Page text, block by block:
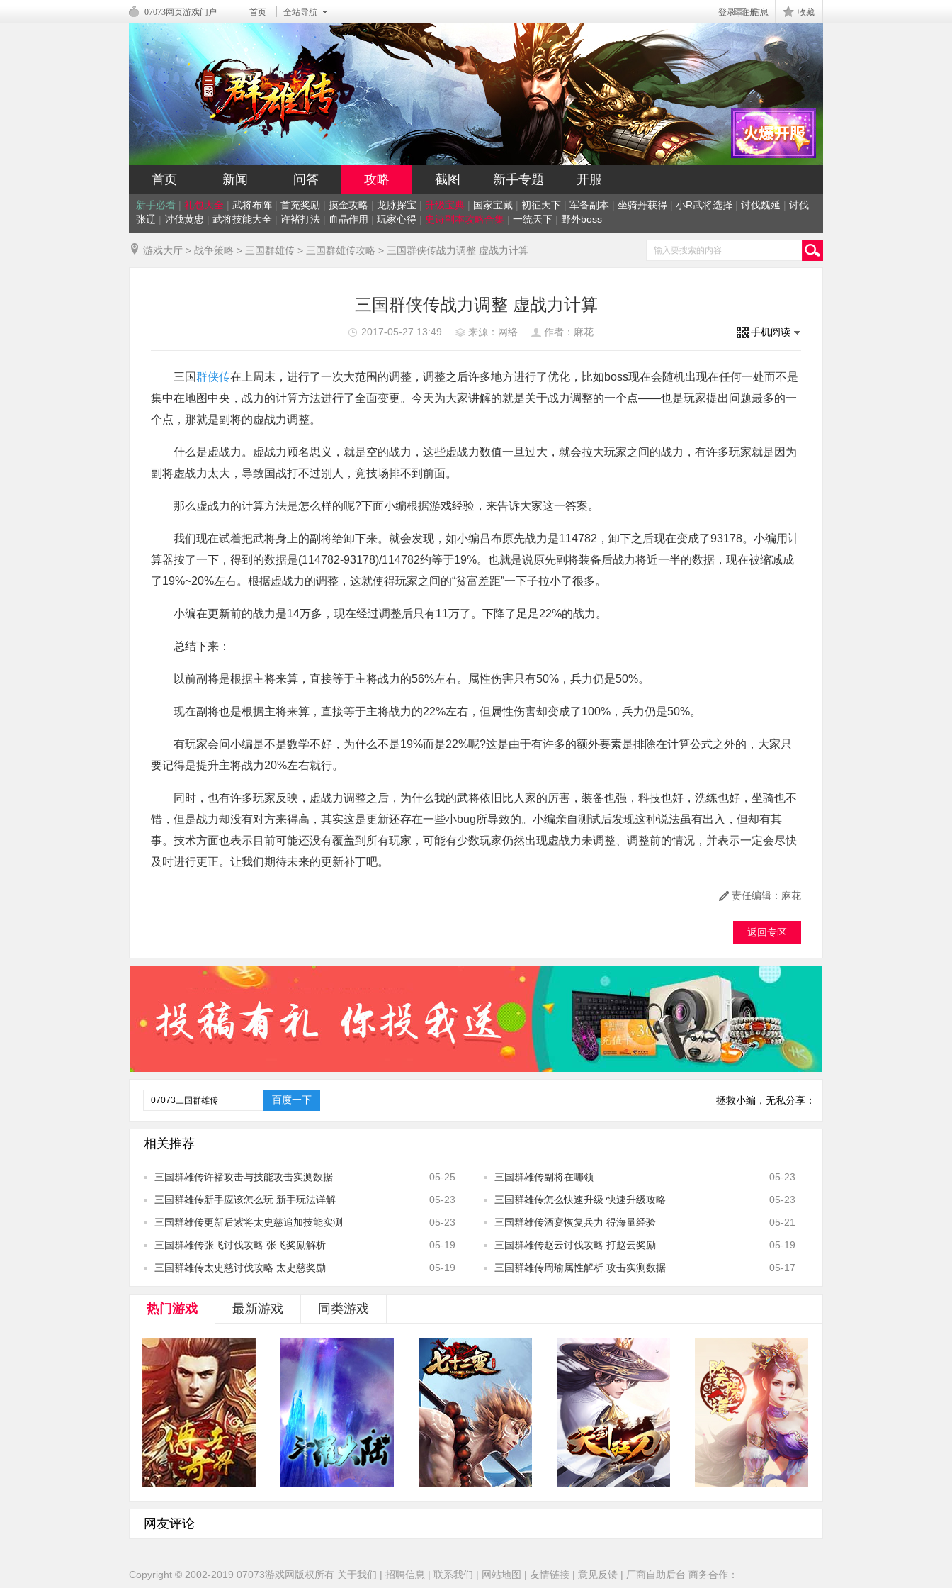
07073网页游戏门户 首页 全站导航 登录|注册信息 收藏
首页 新闻 问答 攻略 截图 新手专题 开服
新手必看 | 礼包大全 | 武将布阵 | 首充奖励 | 摸金攻略 | 龙脉探宝 | 升级宝典 | 国家宝藏 | 初征天下 | 军备副本 | 坐骑丹获得 | 小R武将选择 | 讨伐魏延 | 讨伐
张辽 | 讨伐黄忠 | 武将技能大全 | 许褚打法 | 血晶作用 | 玩家心得 | 史诗副本攻略合集 | 一统天下 | 野外boss
游戏大厅 > 战争策略 > 三国群雄传 > 三国群雄传攻略 > 三国群侠传战力调整 虚战力计算
三国群侠传战力调整 虚战力计算
2017-05-27 13:49 来源：网络 作者：麻花 手机阅读
三国群侠传在上周末，进行了一次大范围的调整，调整之后许多地方进行了优化，比如boss现在会随机出现在任何一处而不是
集中在地图中央，战力的计算方法进行了全面变更。今天为大家讲解的就是关于战力调整的一个点——也是玩家提出问题最多的一
个点，那就是副将的虚战力调整。
什么是虚战力。虚战力顾名思义，就是空的战力，这些虚战力数值一旦过大，就会拉大玩家之间的战力，有许多玩家就是因为
副将虚战力太大，导致国战打不过别人，竞技场排不到前面。
那么虚战力的计算方法是怎么样的呢?下面小编根据游戏经验，来告诉大家这一答案。
我们现在试着把武将身上的副将给卸下来。就会发现，如小编吕布原先战力是114782，卸下之后现在变成了93178。小编用计
算器按了一下，得到的数据是(114782-93178)/114782约等于19%。也就是说原先副将装备后战力将近一半的数据，现在被缩减成
了19%~20%左右。根据虚战力的调整，这就使得玩家之间的“贫富差距”一下子拉小了很多。
小编在更新前的战力是14万多，现在经过调整后只有11万了。下降了足足22%的战力。
总结下来：
以前副将是根据主将来算，直接等于主将战力的56%左右。属性伤害只有50%，兵力仍是50%。
现在副将也是根据主将来算，直接等于主将战力的22%左右，但属性伤害却变成了100%，兵力仍是50%。
有玩家会问小编是不是数学不好，为什么不是19%而是22%呢?这是由于有许多的额外要素是排除在计算公式之外的，大家只
要记得是提升主将战力20%左右就行。
同时，也有许多玩家反映，虚战力调整之后，为什么我的武将依旧比人家的厉害，装备也强，科技也好，洗练也好，坐骑也不
错，但是战力却没有对方来得高，其实这是更新还存在一些小bug所导致的。小编亲自测试后发现这种说法虽有出入，但却有其
事。技术方面也表示目前可能还没有覆盖到所有玩家，可能有少数玩家仍然出现虚战力未调整、调整前的情况，并表示一定会尽快
及时进行更正。让我们期待未来的更新补丁吧。
责任编辑：麻花
返回专区
拯救小编，无私分享：
相关推荐
05-25
三国群雄传许褚攻击与技能攻击实测数据 05-23
三国群雄传副将在哪领
05-23
三国群雄传新手应该怎么玩 新手玩法详解 05-23
三国群雄传怎么快速升级 快速升级攻略
05-23
三国群雄传更新后紫将太史慈追加技能实测 05-21
三国群雄传酒宴恢复兵力 得海量经验
05-19
三国群雄传张飞讨伐攻略 张飞奖励解析 05-19
三国群雄传赵云讨伐攻略 打赵云奖励
05-19
三国群雄传太史慈讨伐攻略 太史慈奖励 05-17
三国群雄传周瑜属性解析 攻击实测数据
热门游戏 最新游戏 同类游戏
角色扮演·2.5D·即时
网友评论
Copyright © 2002-2019 07073游戏网版权所有 关于我们 | 招聘信息 | 联系我们 | 网站地图 | 友情链接 | 意见反馈 | 厂商自助后台 商务合作：